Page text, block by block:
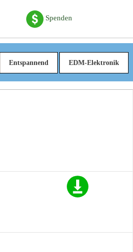
Spenden
Entspannend EDM-Elektronik